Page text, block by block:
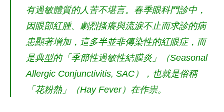
有過敏體質的人苦不堪言。春季眼科門診中，
因眼部紅腫、劇烈搔癢與流淚不止而求診的病
患顯著增加，這多半並非傳染性的紅眼症，而
是典型的「季節性過敏性結膜炎」（Seasonal
Allergic Conjunctivitis, SAC），也就是俗稱
「花粉熱」（Hay Fever）在作祟。